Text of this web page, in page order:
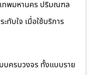
ทพมหานคร ปริมณฑล
ทับใจ เมื่อใช้บริการ
บครบวงจร ทั้งแบบราย